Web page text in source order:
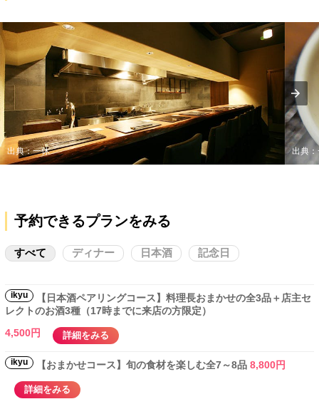
出典：一休 出典
予約できるプランをみる
すべて
ikyu
【日本酒ペアリングコース】料理長おまかせの全3品＋店主セ
レクトのお酒3種（17時までに来店の方限定）
4,500円
詳細をみる
ikyu 【おまかせコース】旬の食材を楽しむ全7～8品 8,800円
詳細をみる
ディナー 日本酒 記念日